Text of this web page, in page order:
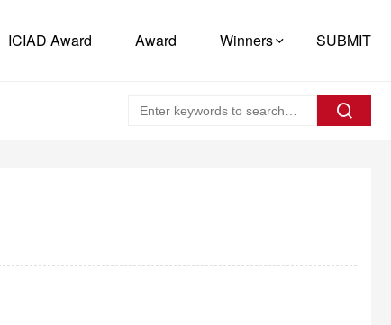
ICIAD Award Award Winners SUBMIT